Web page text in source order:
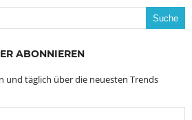
ABONNIEREN
und täglich über die neuesten Trends